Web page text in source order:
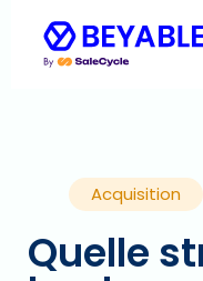
Acquisition
Quelle